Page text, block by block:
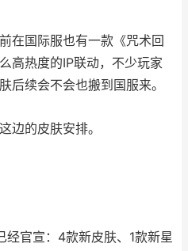
在国际服也有一款《咒术回
高热度的IP联动，不少玩家
后续会不会也搬到国服来。
边的皮肤安排。
经官宣：4款新皮肤、1款新星